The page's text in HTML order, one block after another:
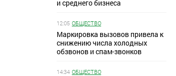
и среднего бизнеса
12:05 ОБЩЕСТВО
Маркировка вызовов привела к
снижению числа холодных
обзвонов и спам-звонков
14:34 ОБЩЕСТВО